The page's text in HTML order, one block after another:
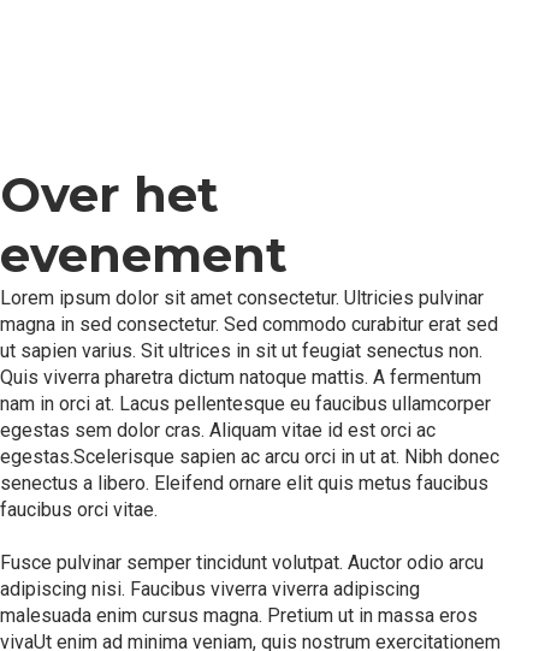
Over het
evenement
Lorem ipsum dolor sit amet consectetur. Ultricies pulvinar
magna in sed consectetur. Sed commodo curabitur erat sed
ut sapien varius. Sit ultrices in sit ut feugiat senectus non.
Quis viverra pharetra dictum natoque mattis. A fermentum
nam in orci at. Lacus pellentesque eu faucibus ullamcorper
egestas sem dolor cras. Aliquam vitae id est orci ac
egestas.Scelerisque sapien ac arcu orci in ut at. Nibh donec
senectus a libero. Eleifend ornare elit quis metus faucibus
faucibus orci vitae.
Fusce pulvinar semper tincidunt volutpat. Auctor odio arcu
adipiscing nisi. Faucibus viverra viverra adipiscing
malesuada enim cursus magna. Pretium ut in massa eros
vivaUt enim ad minima veniam, quis nostrum exercitationem